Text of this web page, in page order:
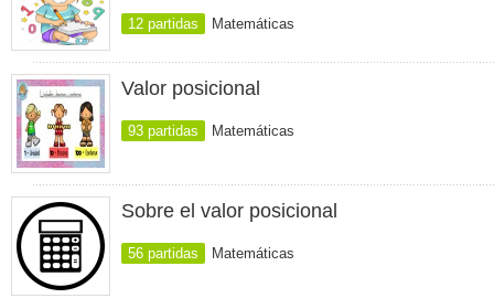
12 partidas Matemáticas
Valor posicional
93 partidas Matemáticas
Sobre el valor posicional
56 partidas Matemáticas